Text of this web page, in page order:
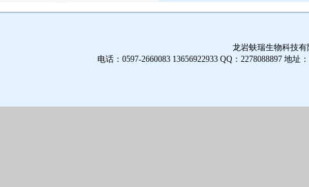
龙岩蚨瑞生物科技
电话：0597-2660083 13656922933 QQ：2278088897 地